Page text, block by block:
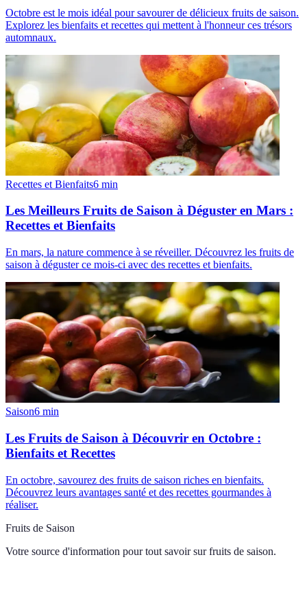
Octobre est le mois idéal pour savourer de délicieux fruits de saison.
Explorez les bienfaits et recettes qui mettent à l'honneur ces trésors
automnaux.
Recettes et Bienfaits6 min
Les Meilleurs Fruits de Saison à Déguster en Mars :
Recettes et Bienfaits
En mars, la nature commence à se réveiller. Découvrez les fruits de
saison à déguster ce mois-ci avec des recettes et bienfaits.
Saison6 min
Les Fruits de Saison à Découvrir en Octobre :
Bienfaits et Recettes
En octobre, savourez des fruits de saison riches en bienfaits.
Découvrez leurs avantages santé et des recettes gourmandes à
réaliser.
Fruits de Saison
Votre source d'information pour tout savoir sur fruits de saison.